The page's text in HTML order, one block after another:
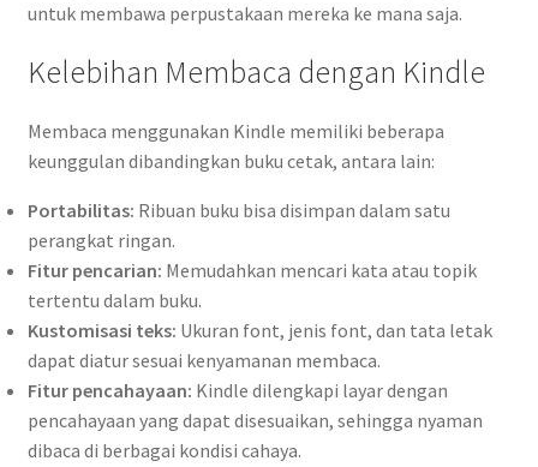
untuk membawa perpustakaan mereka ke mana saja.
Kelebihan Membaca dengan Kindle
Membaca menggunakan Kindle memiliki beberapa
keunggulan dibandingkan buku cetak, antara lain:
Portabilitas: Ribuan buku bisa disimpan dalam satu
perangkat ringan.
Fitur pencarian: Memudahkan mencari kata atau topik
tertentu dalam buku.
Kustomisasi teks: Ukuran font, jenis font, dan tata letak
dapat diatur sesuai kenyamanan membaca.
Fitur pencahayaan: Kindle dilengkapi layar dengan
pencahayaan yang dapat disesuaikan, sehingga nyaman
dibaca di berbagai kondisi cahaya.